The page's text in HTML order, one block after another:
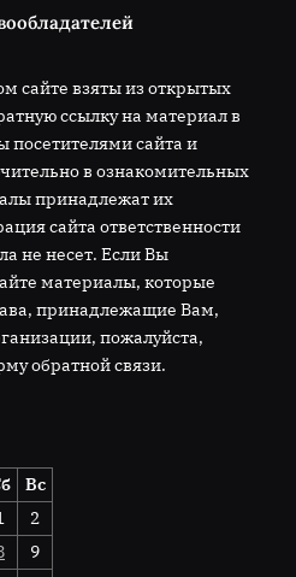
сайте взяты из открытых
ссылку на материал в
посетителями сайта и
в ознакомительных
принадлежат их
сайта ответственности
не несет. Если Вы
материалы, которые
принадлежащие Вам,
пожалуйста,
обратной связи.
Вс
2
9